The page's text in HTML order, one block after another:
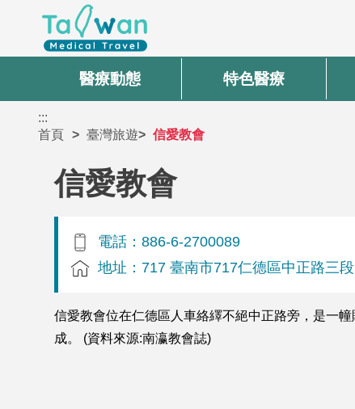
醫療動態 特色醫療
:::
首頁
臺灣旅遊 信愛教會
信愛教會
電話：886-6-2700089
地址：717 臺南市717仁德區中正路三
信愛教會位在仁德區人車絡繹不絕中正路旁，是一
成。 (資料來源:南瀛教會誌)